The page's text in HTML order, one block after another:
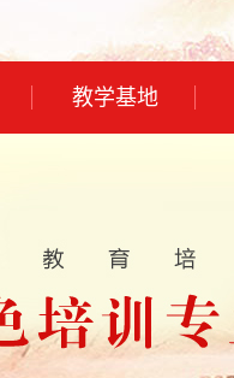
教学基地